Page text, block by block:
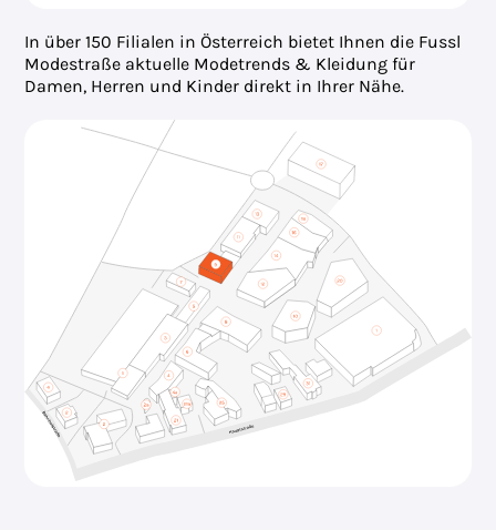
In über 150 Filialen in Österreich bietet Ihnen die Fussl
Modestraße aktuelle Modetrends & Kleidung für
Damen, Herren und Kinder direkt in Ihrer Nähe.